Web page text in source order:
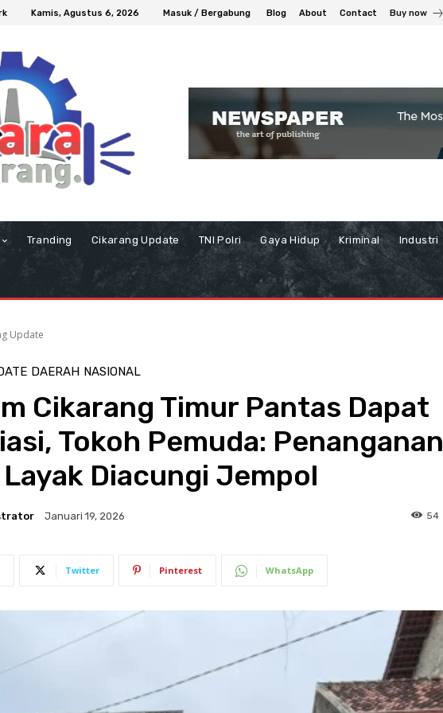
Kamis, Agustus 6, 2026 Masuk / Bergabung Blog About Contact Buy now
Tranding Cikarang Update TNI Polri Gaya Hidup Kriminal Industri
Update
DAERAH NASIONAL
Cikarang Timur Pantas Dapat
Tokoh Pemuda: Penanganan
Diacungi Jempol
Januari 19, 2026 54
Twitter Pinterest WhatsApp